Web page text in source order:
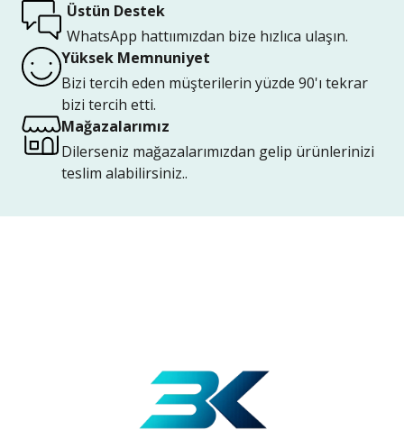
Üstün Destek
WhatsApp hattıımızdan bize hızlıca ulaşın.
Yüksek Memnuniyet
Bizi tercih eden müşterilerin yüzde 90'ı tekrar
bizi tercih etti.
Mağazalarımız
Dilerseniz mağazalarımızdan gelip ürünlerinizi
teslim alabilirsiniz..